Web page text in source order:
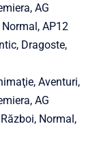
AG
AP12
Dragoste,
Aventuri,
AG
Normal,